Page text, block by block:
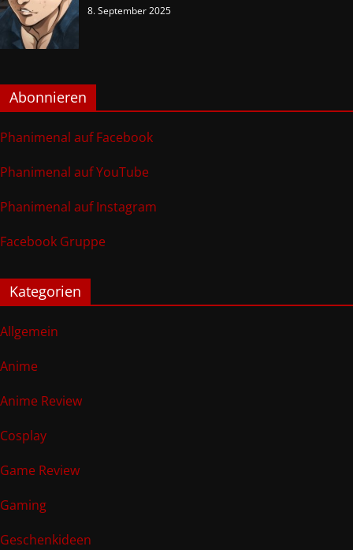
8. September 2025
Abonnieren
Phanimenal auf Facebook
Phanimenal auf YouTube
Phanimenal auf Instagram
Facebook Gruppe
Kategorien
Allgemein
Anime
Anime Review
Cosplay
Game Review
Gaming
Geschenkideen